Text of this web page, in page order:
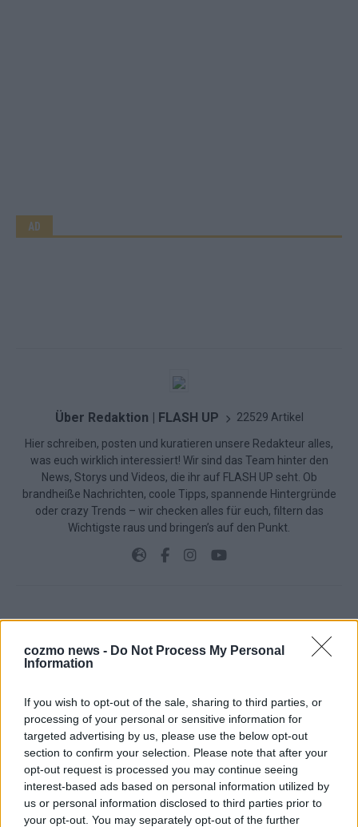
cozmo news - Do Not Process My Personal
Information
If you wish to opt-out of the sale, sharing to third parties, or
processing of your personal or sensitive information for
targeted advertising by us, please use the below opt-out
section to confirm your selection. Please note that after your
opt-out request is processed you may continue seeing
interest-based ads based on personal information utilized by
us or personal information disclosed to third parties prior to
your opt-out. You may separately opt-out of the further
AD
Über Redaktion | FLASH UP 22529 Artikel
Hier schreiben, posten und kuratieren unsere Redakteur alles,
was euch wirklich interessiert! Wir sind das Team hinter den
News, Storys und Videos, die ihr auf FLASH UP seht. Ob
brandheiße Nachrichten, coole Tipps, spannende Hintergründe
oder crazy Trends – wir checken alles für euch, filtern das
Wichtigste raus und bringen’s auf den Punkt.
Monaco, Sallys Café, Westernbrauerei – der
Europa-Park 2026 macht vieles neu
EXTRA
Juni 2026
KOMMENTAR